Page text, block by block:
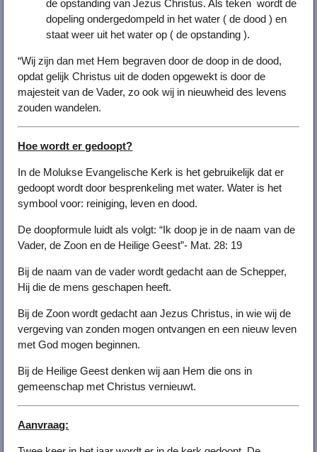
de opstanding van Jezus Christus. Als teken wordt de
dopeling ondergedompeld in het water ( de dood ) en
staat weer uit het water op ( de opstanding ).
“Wij zijn dan met Hem begraven door de doop in de dood,
opdat gelijk Christus uit de doden opgewekt is door de
majesteit van de Vader, zo ook wij in nieuwheid des levens
zouden wandelen.
Hoe wordt er gedoopt?
In de Molukse Evangelische Kerk is het gebruikelijk dat er
gedoopt wordt door besprenkeling met water. Water is het
symbool voor: reiniging, leven en dood.
De doopformule luidt als volgt: “Ik doop je in de naam van de
Vader, de Zoon en de Heilige Geest”- Mat. 28: 19
Bij de naam van de vader wordt gedacht aan de Schepper,
Hij die de mens geschapen heeft.
Bij de Zoon wordt gedacht aan Jezus Christus, in wie wij de
vergeving van zonden mogen ontvangen en een nieuw leven
met God mogen beginnen.
Bij de Heilige Geest denken wij aan Hem die ons in
gemeenschap met Christus vernieuwt.
Aanvraag: